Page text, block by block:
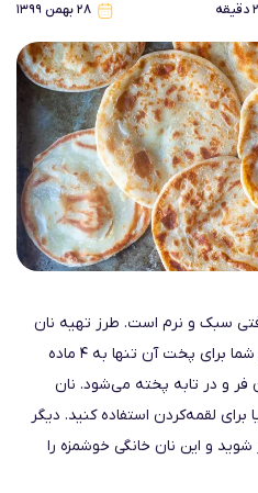
۲دقیقه ۲۸ بهمن ۱۳۹۹
سبک و نرم است. طرز تهیه نان
خانگی با ماست بسیار آسان است و شما برای پخت آن تنها به ۴ ماده
فر و در تابه پخته می‌شود. نان
برای لقمه‌کردن استفاده کنید. دیگر
و این نان خانگی خوشمزه را